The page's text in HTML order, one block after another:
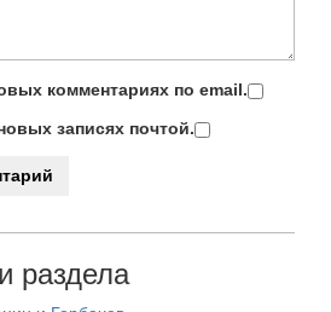
комментариях по email.
записях почтой.
раздела